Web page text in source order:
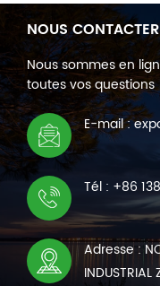
et aucun airbag
peut maintenir la
LIRE LA SUITE
NOUS CONTACTER
Nous sommes en
toutes vos questions
E-mail :
Tél : +86
Adresse :
INDUSTRIAL